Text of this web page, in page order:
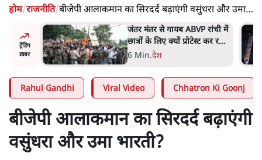
होम/राजनीति/बीजेपी आलाकमान का सिरदर्द बढ़ाएंगी वसुंधरा और उमा
भारती?
ट्रेंडिंग
ख़बर
रांची में
कर रही
राहुल गांधी ने प्रयागराज में जेन ज़ी
को झकझोरा- 3D संदेश- दर्द, डेटा,
दौलत
6 Min.देश
Rahul Gandhi Viral Video Chhatron Ki Goonj
बीजेपी आलाकमान का सिरदर्द बढ़ाएंगी
वसुंधरा और उमा भारती?